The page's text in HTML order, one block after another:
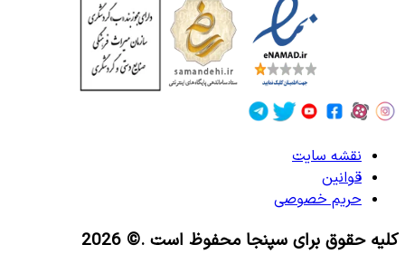
نقشه سایت
قوانین
حریم خصوصی
کلیه حقوق برای سپنجا محفوظ است .© 2026